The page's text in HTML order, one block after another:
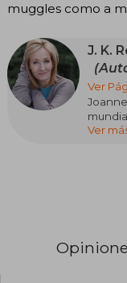
muggles como a
J. K.
Ver
Ver